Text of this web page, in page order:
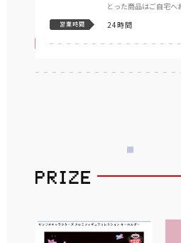
とった商品はご自宅へ
営業時間 24時間